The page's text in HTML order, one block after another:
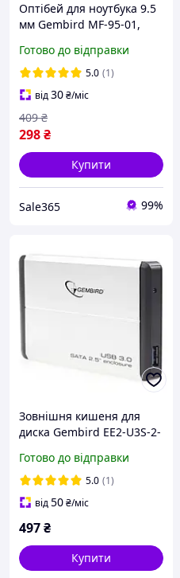
Оптібей для ноутбука 9.5
мм Gembird MF-95-01,
optibay SATA у відсік
замість DVD-приводу
Готово до відправки
5.0 (1)
від30₴/міс
298₴
409 ₴
Купити
Sale365 99%
Зовнішня кишеня для
диска Gembird EE2-U3S-2-
Готово до відправки
5.0 (1)
від50₴/міс
497₴
Купити